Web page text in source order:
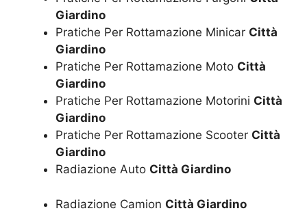
Giardino
Pratiche Per Rottamazione Minicar Città
Giardino
Pratiche Per Rottamazione Moto Città
Giardino
Pratiche Per Rottamazione Motorini Città
Giardino
Pratiche Per Rottamazione Scooter Città
Giardino
Radiazione Auto Città Giardino
Radiazione Camion Città Giardino